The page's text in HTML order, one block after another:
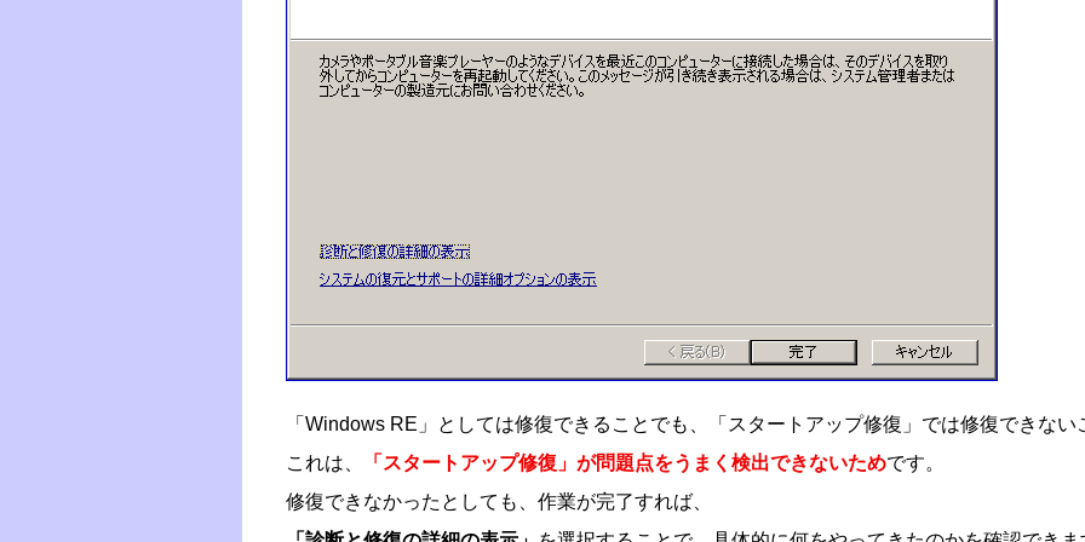
「Windows RE」としては修復できることでも、「スタートアップ修復」では修復できない
これは、
「スタートアップ修復」が問題点をうまく検出できないためです。
修復できなかったとしても、作業が完了すれば、